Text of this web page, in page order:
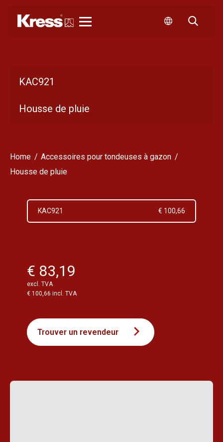
KAC921
Housse de pluie
Home
Accessoires pour tondeuses à gazon
Housse de pluie
KAC921 € 100,66
€ 83,19
excl. TVA
€ 100,66 incl. TVA
Trouver un revendeur